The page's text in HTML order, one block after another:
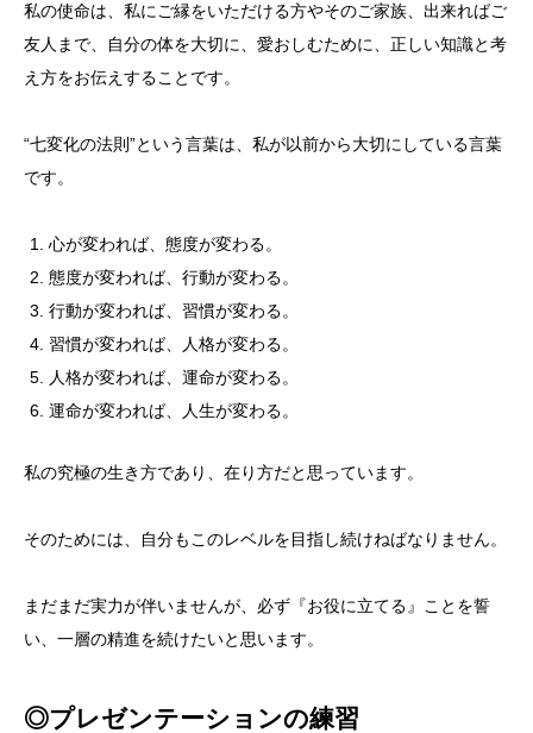
私の使命は、私にご縁をいただける方やそのご家族、出来ればご
友人まで、自分の体を大切に、愛おしむために、正しい知識と考
え方をお伝えすることです。
“七変化の法則 ”という言葉は、私が以前から大切にしている言葉
です。
心が変われば、態度が変わる。
態度が変われば、行動が変わる。
行動が変われば、習慣が変わる。
習慣が変われば、人格が変わる。
人格が変われば、運命が変わる。
運命が変われば、人生が変わる。
私の究極の生き方であり、在り方だと思っています。
そのためには、自分もこのレベルを目指し続けねばなりません。
まだまだ実力が伴いませんが、必ず『お役に立てる』ことを誓
い、一層の精進を続けたいと思います。
◎プレゼンテーションの練習